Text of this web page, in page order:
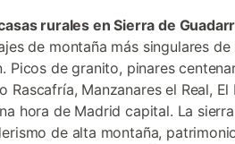
rurales en Sierra de
de montaña más singulares
Picos de granito, pinares
Rascafría, Manzanares el Real,
hora de Madrid capital. La
de alta montaña,